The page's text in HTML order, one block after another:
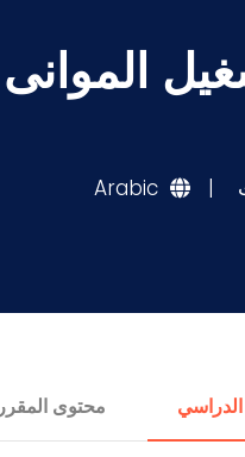
|
Arabic
محتوى المقرر